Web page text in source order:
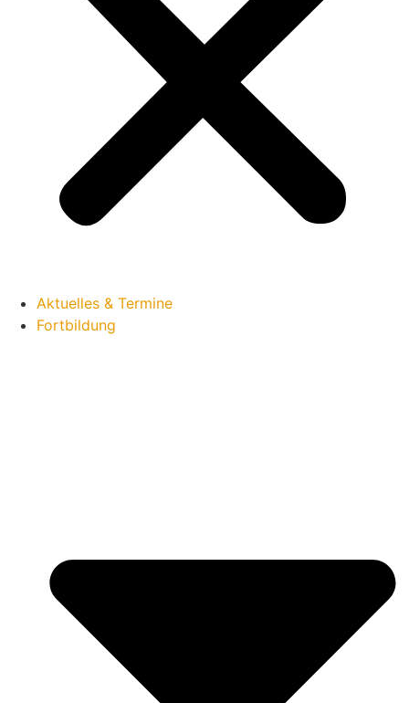
Aktuelles & Termine
Fortbildung